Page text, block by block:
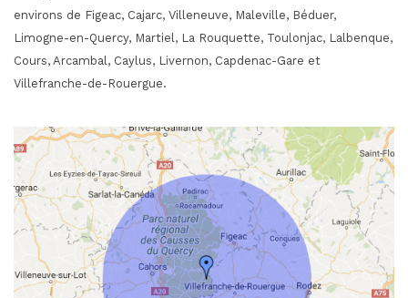
environs de Figeac, Cajarc, Villeneuve, Maleville, Béduer,
Limogne-en-Quercy, Martiel, La Rouquette, Toulonjac, Lalbenque,
Cours, Arcambal, Caylus, Livernon, Capdenac-Gare et
Villefranche-de-Rouergue.